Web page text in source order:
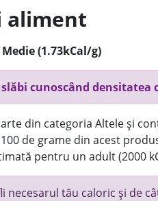
Medie (1.73kCal/g)
cunoscând densitatea
din categoria Altele și
de grame din acest
pentru un adult (2000
necesarul tău caloric și de